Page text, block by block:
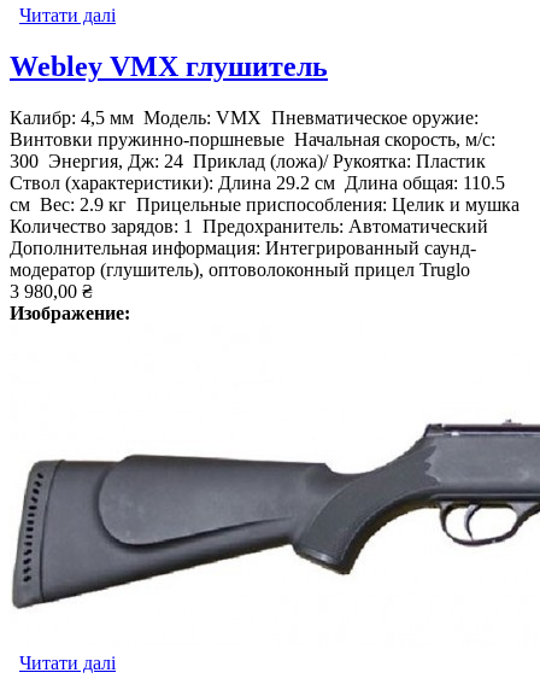
Читати далі
Webley VMX глушитель
Калибр: 4,5 мм Модель: VMX Пневматическое оружие:
Винтовки пружинно-поршневые Начальная скорость, м/с:
300 Энергия, Дж: 24 Приклад (ложа)/ Рукоятка: Пластик
Ствол (характеристики): Длина 29.2 см Длина общая: 110.5
см Вес: 2.9 кг Прицельные приспособления: Целик и мушка
Количество зарядов: 1 Предохранитель: Автоматический
Дополнительная информация: Интегрированный саунд-
модератор (глушитель), оптоволоконный прицел Truglo
3 980,00 ₴
Изображение:
Читати далі